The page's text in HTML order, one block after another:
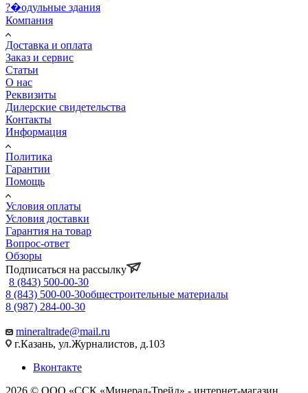
?�одульные здания
Компания
Доставка и оплата
Заказ и сервис
Статьи
О нас
Реквизиты
Дилерские свидетельства
Контакты
Информация
Политика
Гарантии
Помощь
Условия оплаты
Условия доставки
Гарантия на товар
Вопрос-ответ
Обзоры
Подписаться на рассылку
8 (843) 500-00-30
8 (843) 500-00-30общестроительные материалы
8 (987) 284-00-30
mineraltrade@mail.ru
г.Казань, ул.Журналистов, д.103
Вконтакте
2026 © ООО «ССК «Минерал-Трейд» - интернет-магазин